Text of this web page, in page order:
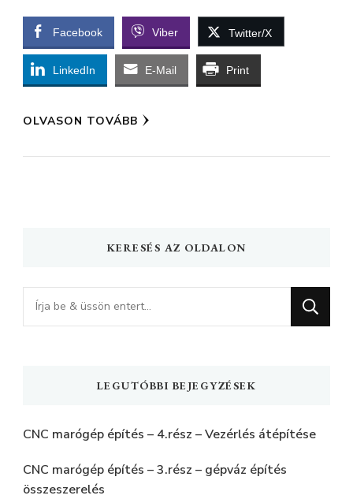
Facebook Viber Twitter/X
LinkedIn E-Mail Print
OLVASON TOVÁBB
KERESÉS AZ OLDALON
Keres
valamit?
LEGUTÓBBI BEJEGYZÉSEK
CNC marógép építés – 4.rész – Vezérlés átépítése
CNC marógép építés – 3.rész – gépváz építés
összeszerelés